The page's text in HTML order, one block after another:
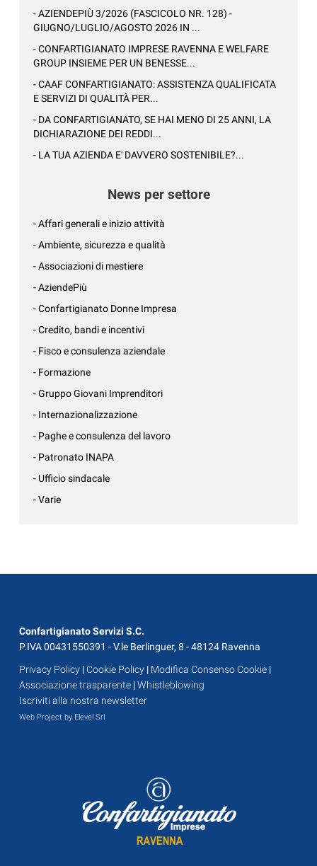
- AZIENDEPIÙ 3/2026 (FASCICOLO NR. 128) -
GIUGNO/LUGLIO/AGOSTO 2026 IN ...
- CONFARTIGIANATO IMPRESE RAVENNA E WELFARE
GROUP INSIEME PER UN BENESSE...
- CAAF CONFARTIGIANATO: ASSISTENZA QUALIFICATA
E SERVIZI DI QUALITÀ PER...
- DA CONFARTIGIANATO, SE HAI MENO DI 25 ANNI, LA
DICHIARAZIONE DEI REDDI...
- LA TUA AZIENDA E' DAVVERO SOSTENIBILE?...
News per settore
- Affari generali e inizio attività
- Ambiente, sicurezza e qualità
- Associazioni di mestiere
- AziendePiù
- Confartigianato Donne Impresa
- Credito, bandi e incentivi
- Fisco e consulenza aziendale
- Formazione
- Gruppo Giovani Imprenditori
- Internazionalizzazione
- Paghe e consulenza del lavoro
- Patronato INAPA
- Ufficio sindacale
- Varie
Confartigianato Servizi S.C.
P.IVA 00431550391 - V.le Berlinguer, 8 - 48124 Ravenna
Privacy Policy |Cookie Policy | Modifica Consenso Cookie |
Associazione trasparente |Whistleblowing
Iscriviti alla nostra newsletter
Web Project by Elevel Srl